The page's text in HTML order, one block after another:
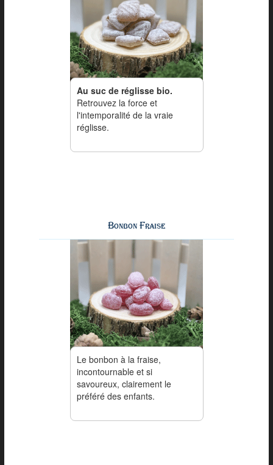
Au suc de réglisse bio.
Retrouvez la force et
l'intemporalité de la vraie
réglisse.
Bonbon Fraise
Le bonbon à la fraise,
incontournable et si
savoureux, clairement le
préféré des enfants.